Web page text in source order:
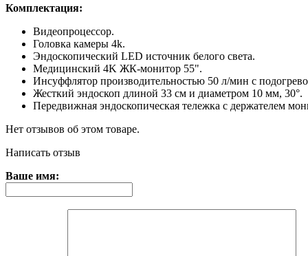
Комплектация:
Видеопроцессор.
Головка камеры 4k.
Эндоскопический LED источник белого света.
Медицинский 4K ЖК-монитор 55".
Инсуффлятор производительностью 50 л/мин с
Жесткий эндоскоп длиной 33 см и диаметром 10 мм, 30°.
Передвижная эндоскопическая тележка с держателем
Нет отзывов об этом товаре.
Написать отзыв
Ваше имя: